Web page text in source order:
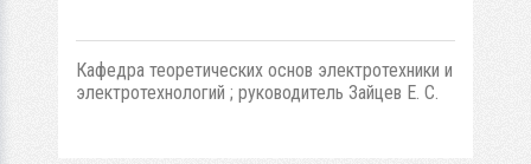
Кафедра теоретических основ электротехники и
электротехнологий ; руководитель Зайцев Е. С.